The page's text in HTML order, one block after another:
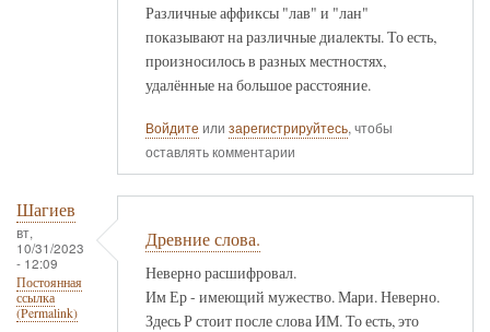
Различные аффиксы "лав" и "лан"
показывают на различные диалекты. То есть,
произносилось в разных местностях,
удалённые на большое расстояние.
Войдите или зарегистрируйтесь, чтобы
оставлять комментарии
Шагиев
вт,
10/31/2023
- 12:09
Постоянная
ссылка
(Permalink)
Древние слова.
Неверно расшифровал.
Им Ер - имеющий мужество. Мари. Неверно.
Здесь Р стоит после слова ИМ. То есть, это